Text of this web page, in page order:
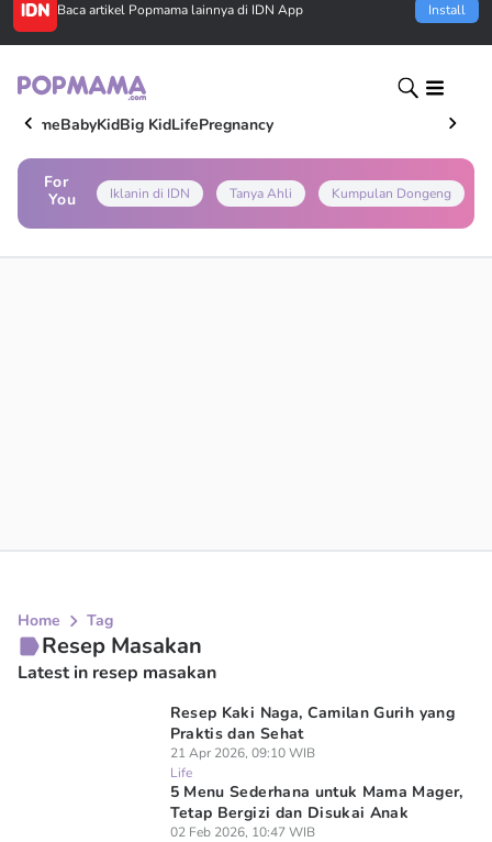
Baca artikel Popmama lainnya di IDN App Install
HomeBabyKidBig KidLifePregnancy
For
You
Iklanin di IDN Tanya Ahli Kumpulan Dongeng
Home Tag
Resep Masakan
Latest in resep masakan
Resep Kaki Naga, Camilan Gurih yang
Praktis dan Sehat
21 Apr 2026, 09:10 WIB
Life
5 Menu Sederhana untuk Mama Mager,
Tetap Bergizi dan Disukai Anak
02 Feb 2026, 10:47 WIB